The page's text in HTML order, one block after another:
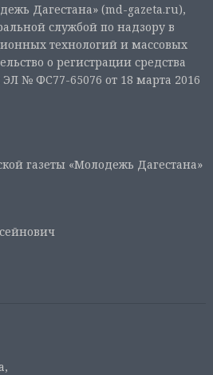
Дагестана» (md-gazeta.ru),
службой по надзору в
технологий и массовых
о регистрации средства
№ ФС77-65076 от 18 марта 2016
газеты «Молодежь Дагестана»